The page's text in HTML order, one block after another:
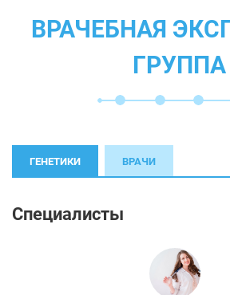
ВРАЧЕБНАЯ
ГРУППА
ГЕНЕТИКИ ВРАЧИ
Специалисты